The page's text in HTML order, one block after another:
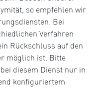
so empfehlen wir
Bei
Verfahren
Rückschluss auf den
möglich ist. Bitte
diesem Dienst nur in
konfiguriertem